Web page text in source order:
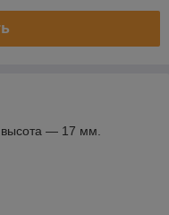
— 17 мм.